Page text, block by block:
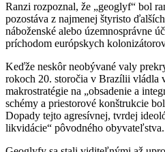
Ranzi rozpoznal, že „geoglyf“ bol
pozostáva z najmenej štyristo
náboženské alebo územnosprávne
príchodom európskych
Keďže neskôr neobývané valy
rokoch 20. storočia v Brazílii vládla
makrostratégie na „obsadenie a
schémy a priestorové konštrukcie
Dopady tejto agresívnej, tvrdej
likvidácie“ pôvodného